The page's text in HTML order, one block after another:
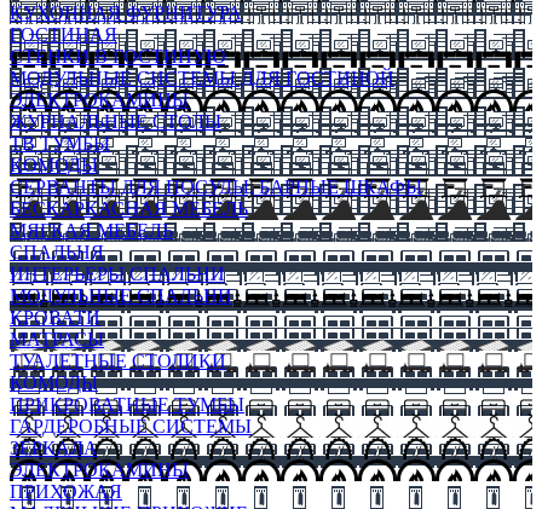
КУХОННАЯ ФУРНИТУРА
ГОСТИНАЯ
СТЕНКИ В ГОСТИНУЮ
МОДУЛЬНЫЕ СИСТЕМЫ ДЛЯ ГОСТИНОЙ
ЭЛЕКТРОКАМИНЫ
ЖУРНАЛЬНЫЕ СТОЛЫ
ТВ ТУМБЫ
КОМОДЫ
СЕРВАНТЫ ДЛЯ ПОСУДЫ, БАРНЫЕ ШКАФЫ
БЕСКАРКАСНАЯ МЕБЕЛЬ
МЯГКАЯ МЕБЕЛЬ
СПАЛЬНЯ
ИНТЕРЬЕРЫ СПАЛЬНИ
МОДУЛЬНЫЕ СПАЛЬНИ
КРОВАТИ
МАТРАСЫ
ТУАЛЕТНЫЕ СТОЛИКИ
КОМОДЫ
ПРИКРОВАТНЫЕ ТУМБЫ
ГАРДЕРОБНЫЕ СИСТЕМЫ
ЗЕРКАЛА
ЭЛЕКТРОКАМИНЫ
ПРИХОЖАЯ